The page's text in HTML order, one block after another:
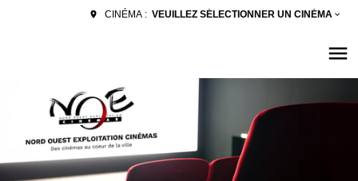
CINÉMA : VEUILLEZ SÉLECTIONNER UN CINÉMA